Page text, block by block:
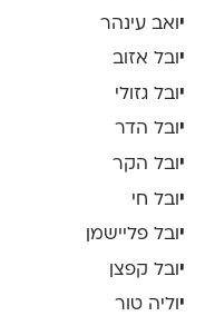
י ואב עינהר
יובל אזוב
י ובל גזולי
יובל הדר
י ובל הקר
י ובל חי
יובל פליישמן
י ובל קפצן
יוליה טור